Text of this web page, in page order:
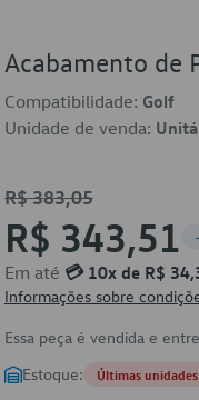
Acabamento de
Compatibilidade: Golf
Unidade de venda:
R$ 383,05
R$ 343,51
Em até 💳 10x de R$
Informações sobre
Essa peça é vendida e
Estoque: Últimas unidades